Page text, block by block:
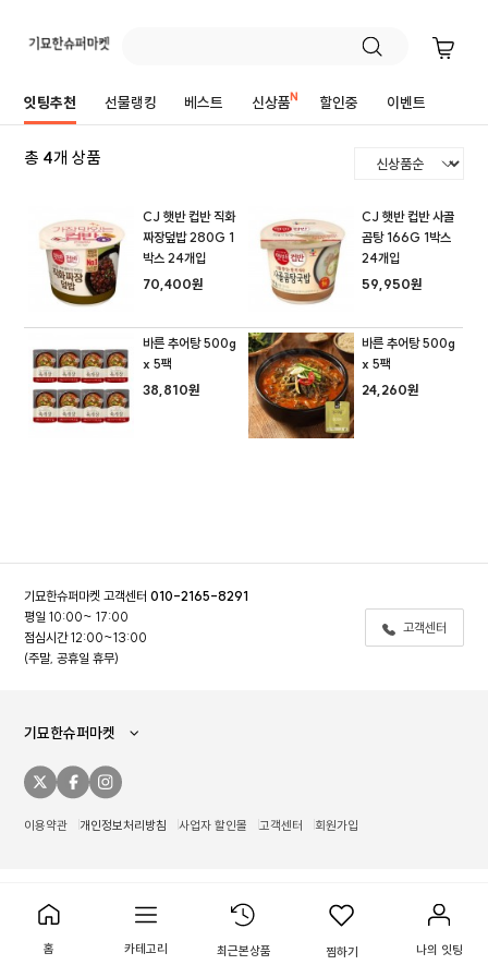
잇팅추천 선물랭킹 베스트 신상품 할인중 이벤트
홈 카테고리 최근본상품 찜하기 나의 잇팅
총 4개 상품
CJ 햇반 컵반 직화
짜장덮밥 280G 1
박스 24개입
70,400원
CJ 햇반 컵반 사골
곰탕 166G 1박스
24개입
59,950원
바른 추어탕 500g
x 5팩
38,810원
바른 추어탕 500g
x 5팩
24,260원
기묘한슈퍼마켓 고객센터010-2165-8291
평일 10:00~ 17:00
점심시간 12:00~13:00
주말, 공휴일 휴무
고객센터
기묘한슈퍼마켓
이용약관 개인정보처리방침 사업자 할인몰 고객센터 회원가입